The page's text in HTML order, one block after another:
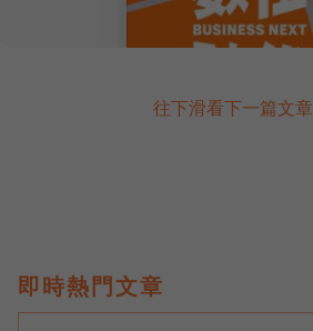
往下滑看下一篇文章
即時熱門文章